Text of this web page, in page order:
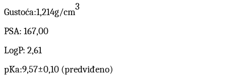
Gustoća:1,214g/cm
3
PSA: 167,00
LogP: 2,61
pKa:9,57±0,10 (predviđeno)